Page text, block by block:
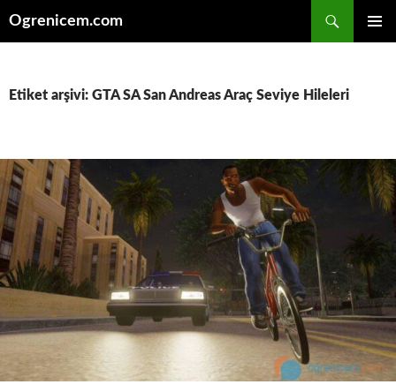
Ogrenicem.com
Etiket arşivi: GTA SA San Andreas Araç Seviye Hileleri